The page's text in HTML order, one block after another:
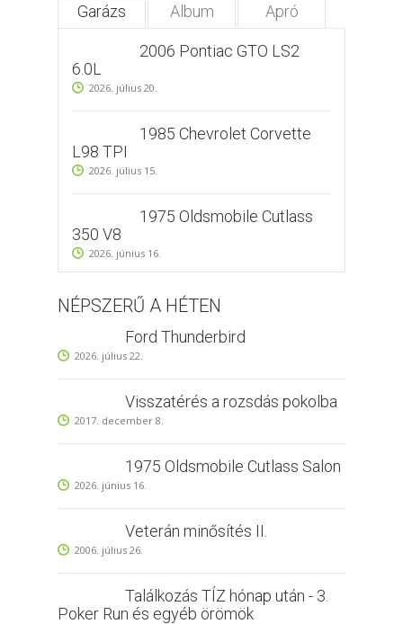
Garázs Album Apró
2006 Pontiac GTO LS2
6.0L
2026. július 20.
1985 Chevrolet Corvette
L98 TPI
2026. július 15.
1975 Oldsmobile Cutlass
350 V8
2026. június 16.
NÉPSZERŰ A HÉTEN
Ford Thunderbird
2026. július 22.
Visszatérés a rozsdás pokolba
2017. december 8.
1975 Oldsmobile Cutlass Salon
2026. június 16.
Veterán minősítés II.
2006. július 26.
Találkozás TÍZ hónap után - 3.
Poker Run és egyéb örömök